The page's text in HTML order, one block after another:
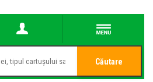
Căutare